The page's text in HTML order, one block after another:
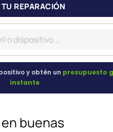
REPARACIÓN
y obtén un presupuesto
instante
buenas